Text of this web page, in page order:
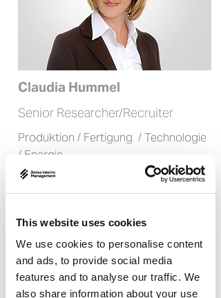
This website uses cookies
We use cookies to personalise content
and ads, to provide social media
features and to analyse our traffic. We
also share information about your use
Claudia Hummel
Senior Researcher/Recruiter
Produktion / Fertigung / Technologie
/ Energie
Professionelle Dienstleistungen /
Konsumgüter / Einzelhandel /
Transport/ Logistik
Claudias Expertise liegt im Bereich